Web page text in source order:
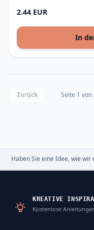
2.44 EUR
In
Zurück Seite 1
Haben Sie eine Idee, wie wir
KREATIVE
Kostenlose